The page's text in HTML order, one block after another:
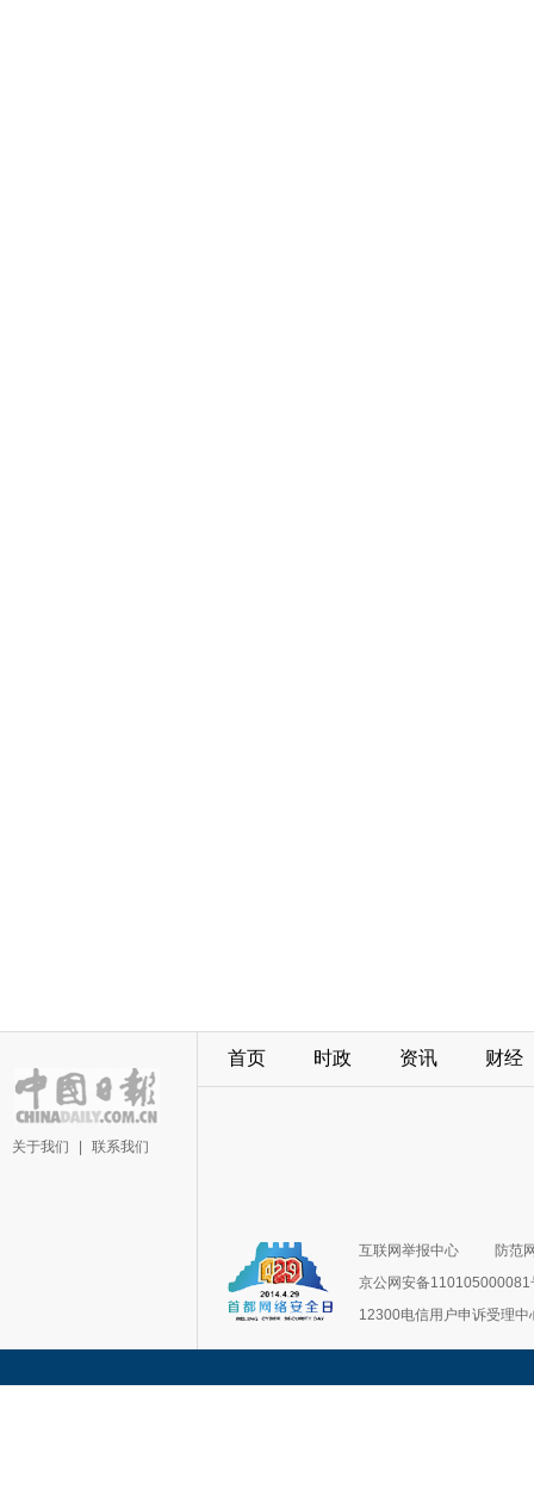
关于我们 联系我们
首页 时政 资讯 财经
互联网举报中心
防范
京公网安备110105000081
12300电信用户申诉受理中